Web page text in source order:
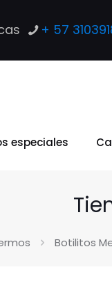
+ 57
especiales
Botilitos